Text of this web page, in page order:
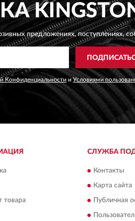
предложениях,поступлениях,
Конфиденциальности иУсловиями
товара
СЛУЖБА
Контакты
Карта сайта
Публичная